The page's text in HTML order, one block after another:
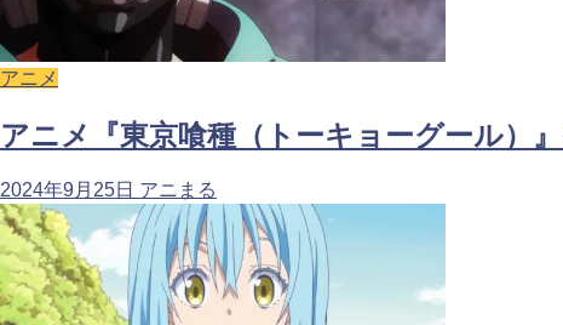
アニメ
アニメ『東京喰種（トーキョーグール）
2024年9月25日 アニまる